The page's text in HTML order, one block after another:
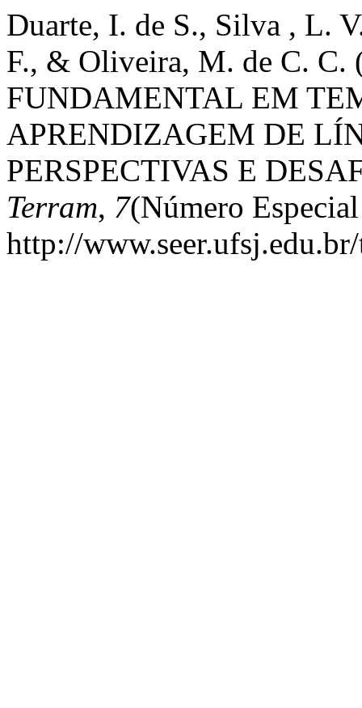
Duarte, I. de S., Silva , L.
F., & Oliveira, M. de C.
FUNDAMENTAL EM
APRENDIZAGEM DE
PERSPECTIVAS E
Terram, 7(Número
http://